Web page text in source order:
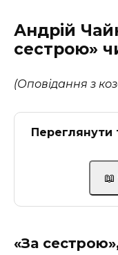
Андрій
сестрою»
(Оповідання з
Переглянути
«За